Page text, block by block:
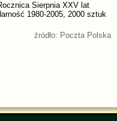
Sierpnia XXV lat
1980-2005, 2000 sztuk
źródło: Poczta Polska